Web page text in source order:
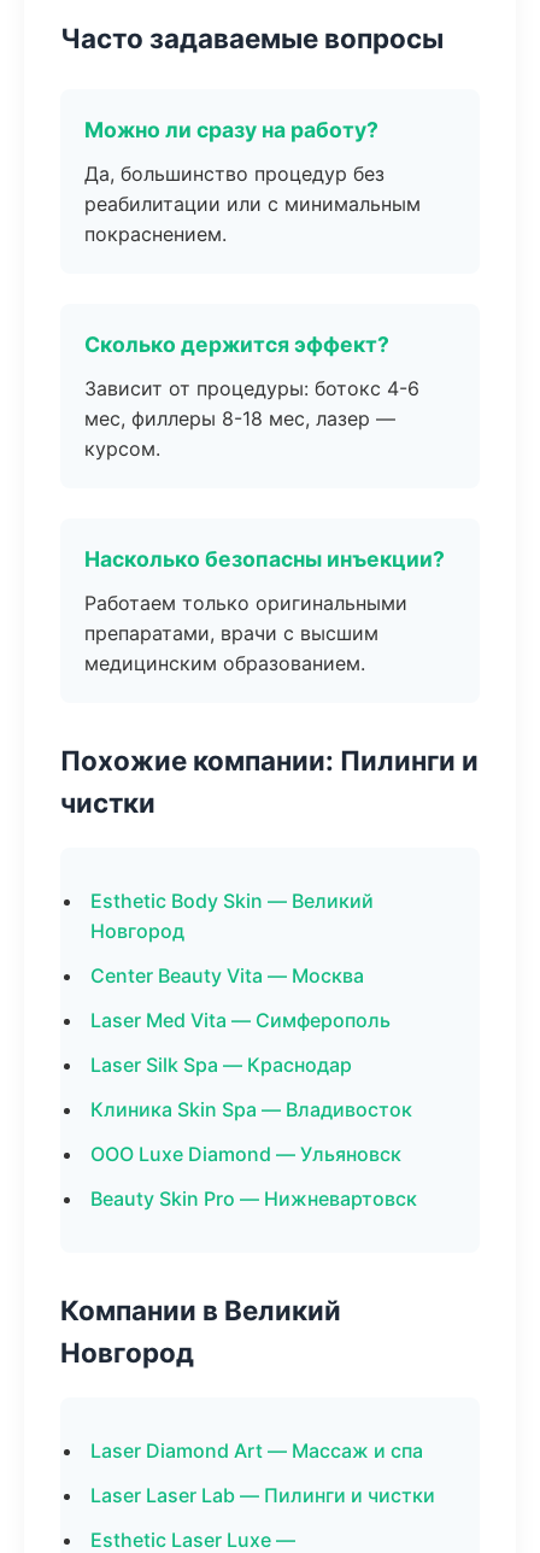
Часто задаваемые вопросы
Можно ли сразу на работу?
Да, большинство процедур без
реабилитации или с минимальным
покраснением.
Сколько держится эффект?
Зависит от процедуры: ботокс 4-6
мес, филлеры 8-18 мес, лазер —
курсом.
Насколько безопасны инъекции?
Работаем только оригинальными
препаратами, врачи с высшим
медицинским образованием.
Похожие компании: Пилинги и
чистки
Esthetic Body Skin — Великий
Новгород
Center Beauty Vita — Москва
Laser Med Vita — Симферополь
Laser Silk Spa — Краснодар
Клиника Skin Spa — Владивосток
ООО Luxe Diamond — Ульяновск
Beauty Skin Pro — Нижневартовск
Компании в Великий
Новгород
Laser Diamond Art — Массаж и спа
Laser Laser Lab — Пилинги и чистки
Esthetic Laser Luxe —